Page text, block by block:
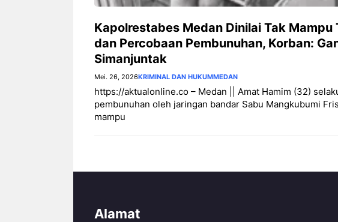
Kapolrestabes Medan Dinilai Tak
dan Percobaan Pembunuhan, Korban:
Simanjuntak
Mei. 26, 2026KRIMINAL DAN HUKUMMEDAN
https://aktualonline.co – Medan || Amat Hamim (32)
pembunuhan oleh jaringan bandar Sabu Mangkubumi
mampu
Alamat